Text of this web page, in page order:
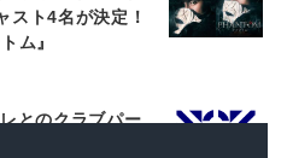
スト4名が決定！
ム』
とのクラブパー